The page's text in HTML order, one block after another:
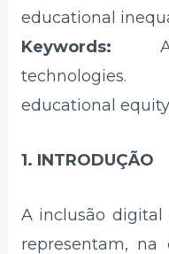
educational
Keywords:
technologies.
educational
1. INTRODUÇÃO
A inclusão digital
representam, na